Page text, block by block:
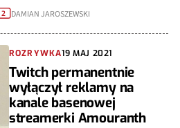
2 DAMIAN JAROSZEWSKI
ROZRYWKA19 MAJ 2021
Twitch permanentnie
wyłączył reklamy na
kanale basenowej
streamerki Amouranth